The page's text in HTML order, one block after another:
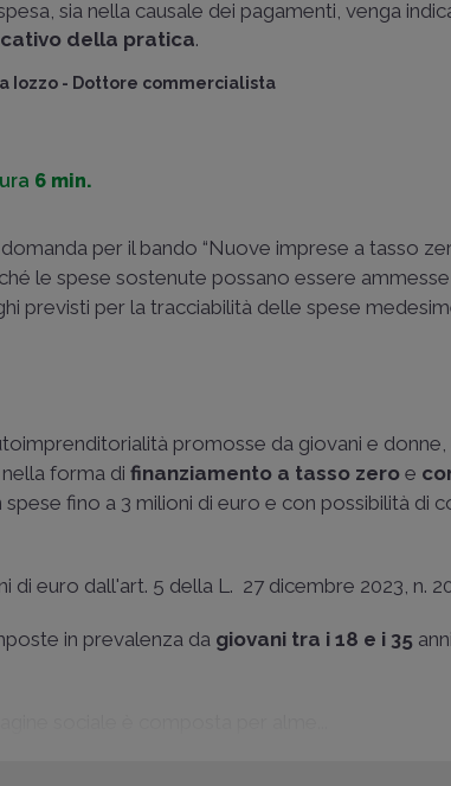
sia nella causale dei pagamenti, venga
della pratica.
Iozzo - Dottore commercialista
6 min.
per il bando “Nuove imprese a tasso
le spese sostenute possano essere ammesse
previsti per la tracciabilità delle spese
promosse da giovani e
nella forma difinanziamento a tasso zero e
fino a 3 milioni di euro e con possibilità di
di euro dall'art. 5 della L. 27 dicembre 2023, n.
in prevalenza da giovani tra i 18 e i 35